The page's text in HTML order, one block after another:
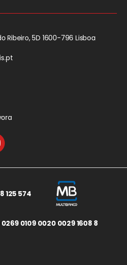
Ribeiro, 5D 1600-796 Lisboa
125 574
0269 0109 0020 0029 1608 8